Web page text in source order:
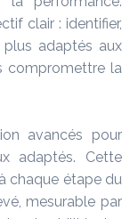
clair : identifier,
adaptés aux
compromettre la
avancés pour
adaptés. Cette
chaque étape du
mesurable par